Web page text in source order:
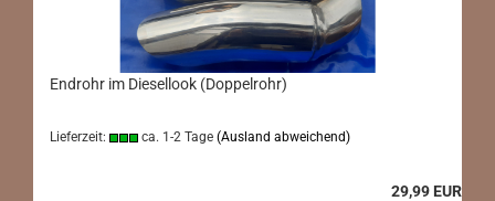
Endrohr im Diesellook (Doppelrohr)
Lieferzeit: ca. 1-2 Tage (Ausland abweichend)
29,99 EUR